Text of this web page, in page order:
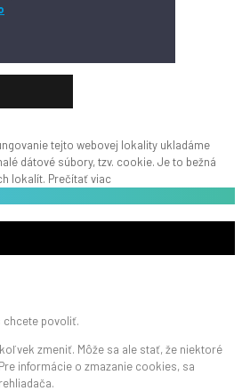
tejto webovej lokality ukladáme
dátové súbory, tzv. cookie. Je to bežná
lokalít. Prečítať viac
chcete povoliť.
zmeniť. Môže sa ale stať, že niektoré
informácie o zmazanie cookies, sa